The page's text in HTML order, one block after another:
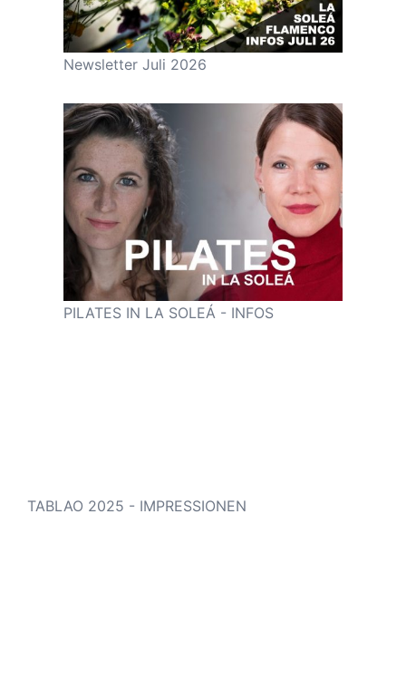
Newsletter Juli 2026
PILATES IN LA SOLEÁ - INFOS
TABLAO 2025 - IMPRESSIONEN